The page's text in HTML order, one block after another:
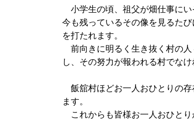
小学生の頃、祖父が畑仕事にい
今も残っているその像を見るた
を打たれます。
前向きに明るく生き抜く村の人
し、その努力が報われる村でなけ
飯舘村ほどお一人おひとりの存
ます。
これからも皆様お一人おひとり